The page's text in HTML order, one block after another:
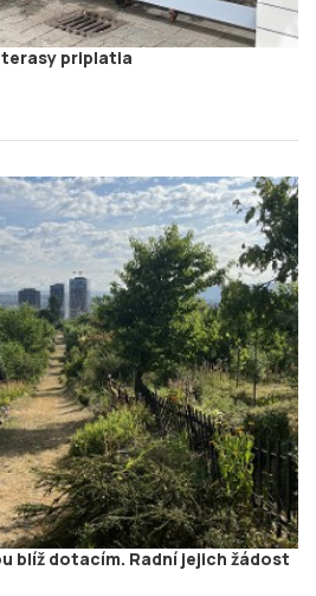
priplatia
blíž dotacím. Radní jejich žádost